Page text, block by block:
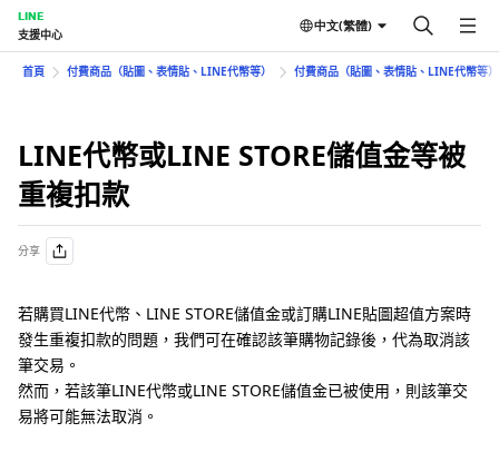
LINE
支援中心
中文(繁體)
首頁 付費商品（貼圖、表情貼、LINE代幣等） 付費商品（貼圖、表情貼、LINE代幣等
LINE代幣或LINE STORE儲值金等被
重複扣款
分享
若購買LINE代幣、LINE STORE儲值金或訂購LINE貼圖超值方案時
發生重複扣款的問題，我們可在確認該筆購物記錄後，代為取消該
筆交易。
然而，若該筆LINE代幣或LINE STORE儲值金已被使用，則該筆交
易將可能無法取消。